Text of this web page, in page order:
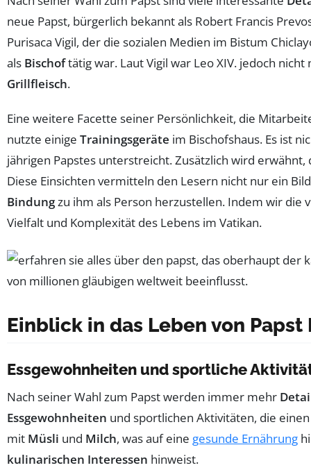
neue Papst, bürgerlich bekannt als Robert Francis
Purisaca Vigil, der die sozialen Medien im Bistum
als Bischoftätig war. Laut Vigil war Leo XIV. jedoch
Grillfleisch.
Eine weitere Facette seiner Persönlichkeit, die
nutzte einige Trainingsgeräte im Bischofshaus. Es ist
jährigen Papstes unterstreicht. Zusätzlich wird erwähnt,
Diese Einsichten vermitteln den Lesern nicht nur ein
Bindungzu ihm als Person herzustellen. Indem wir die
Vielfalt und Komplexität des Lebens im Vatikan.
Einblick in das Leben von Papst
Essgewohnheiten und sportliche
Nach seiner Wahl zum Papst werden immer mehr
Essgewohnheiten und sportlichen Aktivitäten, die
mit Müsli und Milch, was auf eine gesunde Ernährung
kulinarischen Interessen hinweist.